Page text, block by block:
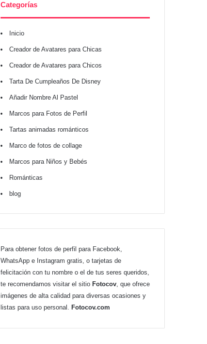
Categorías
Inicio
Creador de Avatares para Chicas
Creador de Avatares para Chicos
Tarta De Cumpleaños De Disney
Añadir Nombre Al Pastel
Marcos para Fotos de Perfil
Tartas animadas románticos
Marco de fotos de collage
Marcos para Niños y Bebés
Románticas
blog
Para obtener fotos de perfil para Facebook,
WhatsApp e Instagram gratis, o tarjetas de
felicitación con tu nombre o el de tus seres queridos,
te recomendamos visitar el sitio Fotocov, que ofrece
imágenes de alta calidad para diversas ocasiones y
listas para uso personal. Fotocov.com